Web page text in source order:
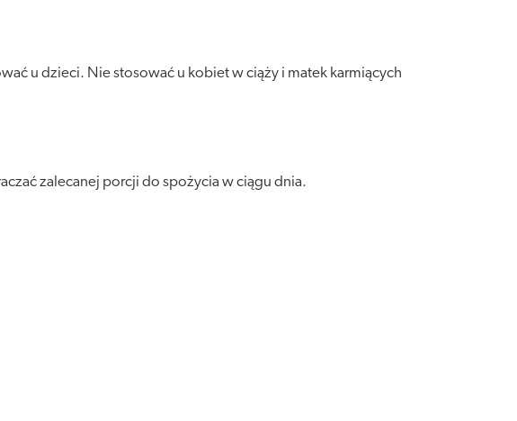
u dzieci. Nie stosować u kobiet w ciąży i matek karmiących
zalecanej porcji do spożycia w ciągu dnia.